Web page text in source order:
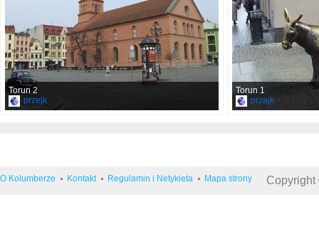
Torun 2
przejk
Torun 1
przejk
O Kolumberze Kontakt Regulamin i Netykieta Mapa strony